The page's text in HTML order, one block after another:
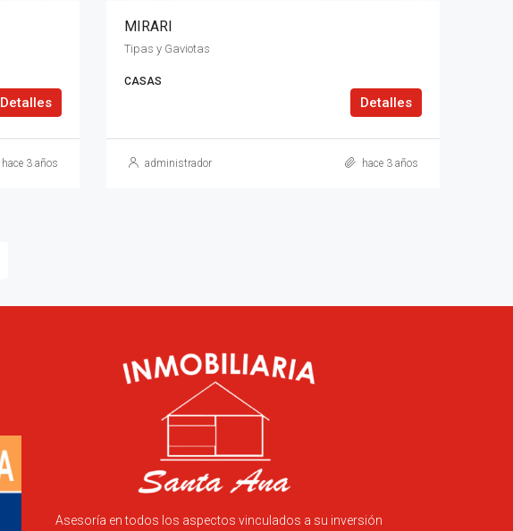
Detalles
hace 3 años
MIRARI
Tipas y Gaviotas
CASAS
Detalles
administrador hace 3 años
Asesoría en todos los aspectos vinculados a su inversión